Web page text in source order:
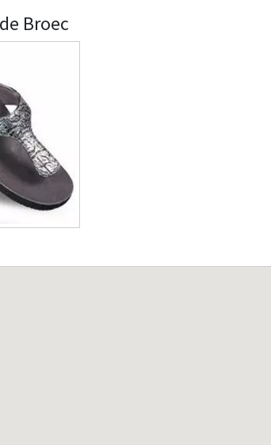
Broec